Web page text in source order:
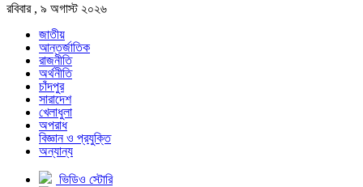
রবিবার , ৯ অগাস্ট ২০২৬
জাতীয়
আন্তর্জাতিক
রাজনীতি
অর্থনীতি
চাঁদপুর
সারাদেশ
খেলাধুলা
অপরাধ
বিজ্ঞান ও প্রযুক্তি
অন্যান্য
ভিডিও স্টোরি